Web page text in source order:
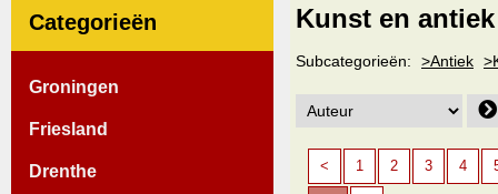
Categorieën
Groningen
Friesland
Drenthe
Kunst en antiek
Subcategorieën: >Antiek
< 1 2 3 4